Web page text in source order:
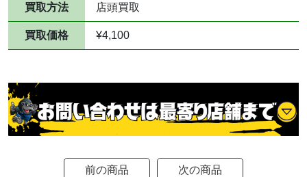
買取方法 店頭買取
買取価格 ¥4,100
前の商品 次の商品